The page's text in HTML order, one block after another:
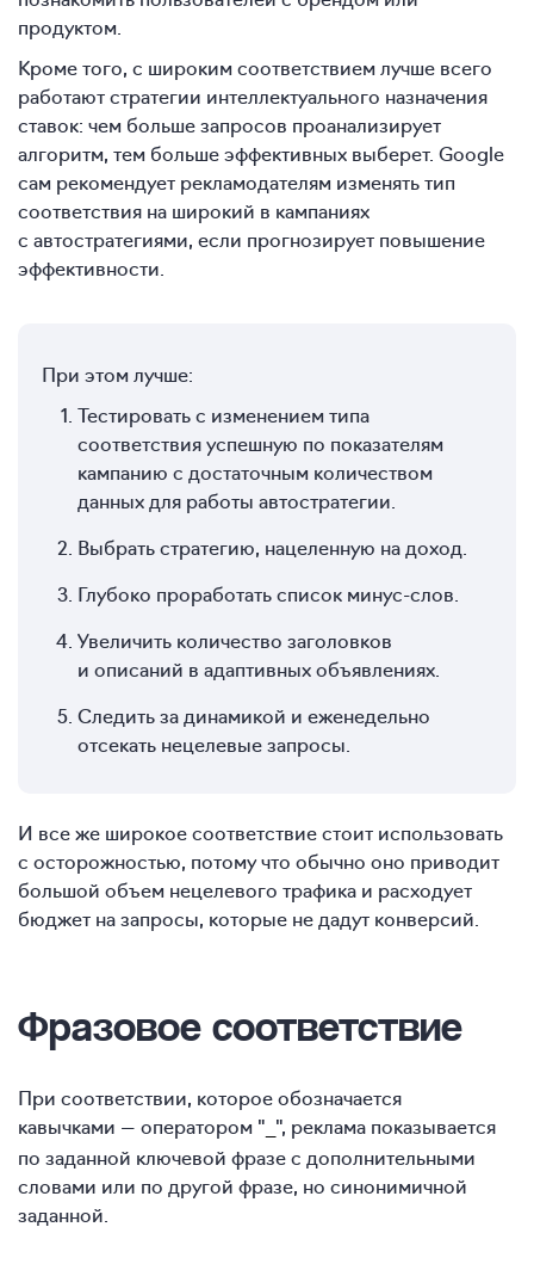
продуктом.
Кроме того, с широким соответствием лучше всего
работают стратегии интеллектуального назначения
ставок: чем больше запросов проанализирует
алгоритм, тем больше эффективных выберет. Google
сам рекомендует рекламодателям изменять тип
соответствия на широкий в кампаниях
с автостратегиями, если прогнозирует повышение
эффективности.
При этом лучше:
Тестировать с изменением типа
соответствия успешную по показателям
кампанию с достаточным количеством
данных для работы автостратегии.
Выбрать стратегию, нацеленную на доход.
Глубоко проработать список минус-слов.
Увеличить количество заголовков
и описаний в адаптивных объявлениях.
Следить за динамикой и еженедельно
отсекать нецелевые запросы.
И все же широкое соответствие стоит использовать
с осторожностью, потому что обычно оно приводит
большой объем нецелевого трафика и расходует
бюджет на запросы, которые не дадут конверсий.
Фразовое соответствие
При соответствии, которое обозначается
кавычками — оператором " ", реклама показывается
по заданной ключевой фразе с дополнительными
словами или по другой фразе, но синонимичной
заданной.